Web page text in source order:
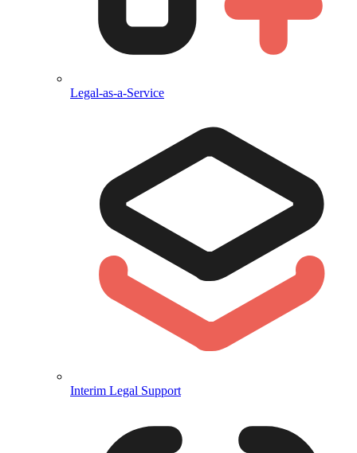
Legal-as-a-Service
Interim Legal Support